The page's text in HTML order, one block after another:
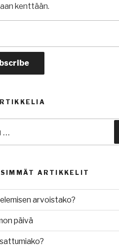
kenttään.
ARTIKKELIT
arvoistako?
päivä